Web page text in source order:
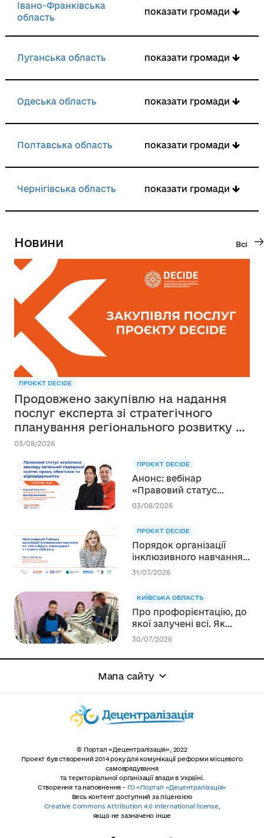
Івано-Франківська
область
показати громади
Луганська область показати громади
Одеська область показати громади
Полтавська область показати громади
Чернігівська область показати громади
Новини Всі
ПРОЄКТ DECIDE
Продовжено закупівлю на надання
послуг експерта зі стратегічного
планування регіонального розвитку в
сфері освіти в межах реалізації
DECIDE
03/08/2026
ПРОЄКТ DECIDE
Анонс: вебінар
«Правовий статус
керівника закладу
03/08/2026
ПРОЄКТ DECIDE
Порядок організації
інклюзивного навчання:
які зміни будуть
2026 року
31/07/2026
КИЇВСЬКА ОБЛАСТЬ
Про профорієнтацію, до
якої залучені всі. Як
Васильківська громада
свідомого вибору
30/07/2026
Мапа сайту
© Портал «Децентралізація», 2022
Проект був створений 2014 року для комунікації реформи місцевого
самоврядування
та територіальної організації влади в Україні.
Створення та наповнення - ГО «Портал «Децентралізація»
Весь контент доступний за ліцензією
Creative Commons Attribution 4.0 International license,
якщо не зазначено інше